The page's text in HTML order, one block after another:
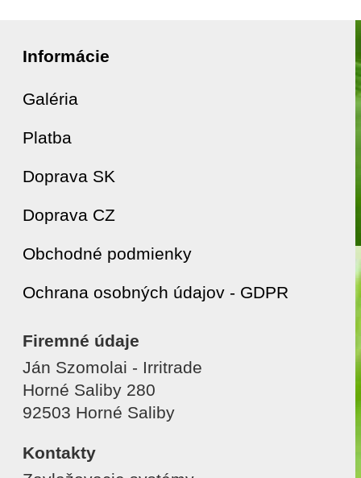
Informácie
Galéria
Platba
Doprava SK
Doprava CZ
Obchodné podmienky
Ochrana osobných údajov - GDPR
Firemné údaje
Ján Szomolai - Irritrade
Horné Saliby 280
92503 Horné Saliby
Kontakty